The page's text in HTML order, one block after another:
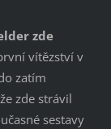
zde
vítězství v
zatím
zde strávil
sestavy